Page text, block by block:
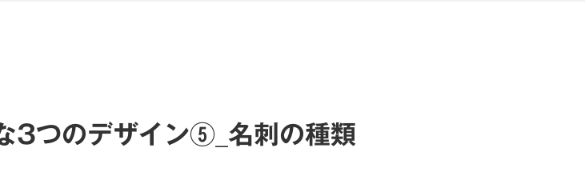
3つのデザイン⑤_名刺の種類